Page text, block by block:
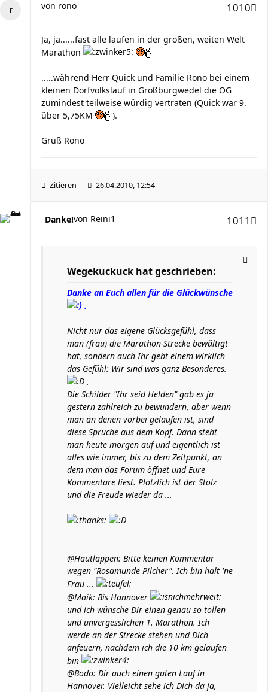
1010
von rono
Ja, ja......fast alle laufen in der großen, weiten Welt
Marathon
.....während Herr Quick und Familie Rono bei einem
kleinen Dorfvolkslauf in Großburgwedel die OG
zumindest teilweise würdig vertraten (Quick war 9.
über 5,75KM
).
Gruß Rono
Zitieren 26.04.2010, 12:54
Danke! 1011
von Reini1
Wegekuckuck hat geschrieben:
Danke an Euch allen für die Glückwünsche
.
Nicht nur das eigene Glücksgefühl, dass
man (frau) die Marathon-Strecke bewältigt
hat, sondern auch Ihr gebt einem wirklich
das Gefühl: Wir sind was ganz Besonderes.
.
Die Schilder "Ihr seid Helden" gab es ja
gestern zahlreich zu bewundern, aber wenn
man an denen vorbei gelaufen ist, sind
diese Sprüche aus dem Kopf. Dann steht
man heute morgen auf und eigentlich ist
alles wie immer, bis zu dem Zeitpunkt, an
dem man das Forum öffnet und Eure
Kommentare liest. Plötzlich ist der Stolz
und die Freude wieder da ...
@Hautlappen: Bitte keinen Kommentar
wegen "Rosamunde Pilcher". Ich bin halt 'ne
Frau ...
@Maik: Bis Hannover
und ich wünsche Dir einen genau so tollen
und unvergesslichen 1. Marathon. Ich
werde an der Strecke stehen und Dich
anfeuern, nachdem ich die 10 km gelaufen
bin
@Bodo: Dir auch einen guten Lauf in
Hannover. Vielleicht sehe ich Dich da ja,